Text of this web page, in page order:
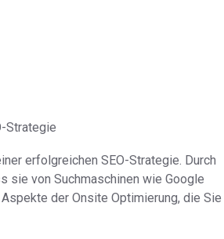
Strategie
erfolgreichen SEO-Strategie. Durch
sie von Suchmaschinen wie Google
der Onsite Optimierung, die Sie